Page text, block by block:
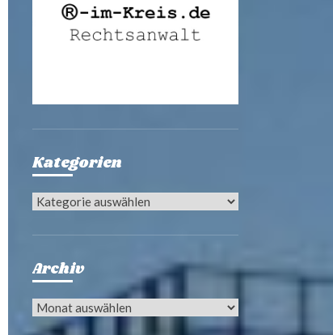
Kategorien
Kategorien
Archiv
Archiv